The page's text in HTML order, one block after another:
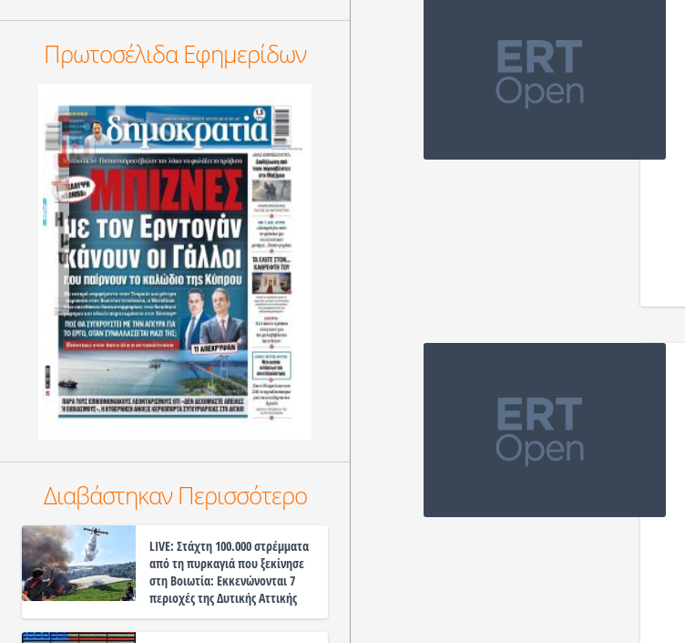
Πρωτοσέλιδα Εφημερίδων
Διαβάστηκαν Περισσότερο
LIVE: Στάχτη 100.000 στρέμματα
από τη πυρκαγιά που ξεκίνησε
στη Βοιωτία: Εκκενώνονται 7
περιοχές της Δυτικής Αττικής